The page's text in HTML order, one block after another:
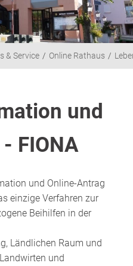
& Service Online Rathaus
und
FIONA
und Online-Antrag
einzige Verfahren zur
Beihilfen in der
Ländlichen Raum und
und